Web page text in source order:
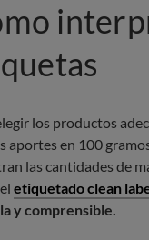
los productos
aportes en 100
las cantidades de
etiquetado clean
y comprensible.